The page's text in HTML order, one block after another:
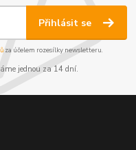
Přihlásit se
za účelem rozesílky newsletteru.
jednou za 14 dní.